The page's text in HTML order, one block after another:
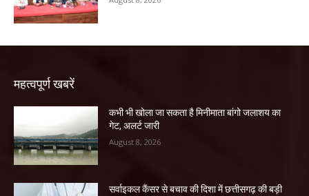
महत्वपूर्ण खबरें
कभी भी खोला जा सकता है मिनीमाता बांगो जलाशय का
गेट, अलर्ट जारी
August 8, 2026
सर्वाइकल कैंसर से बचाव की दिशा में छत्तीसगढ़ की बड़ी